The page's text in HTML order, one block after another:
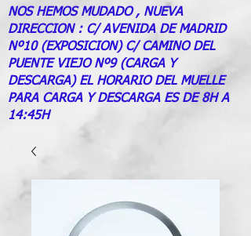
NOS HEMOS MUDADO , NUEVA
DIRECCION : C/ AVENIDA DE MADRID
Nº10 (EXPOSICION) C/ CAMINO DEL
PUENTE VIEJO Nº9 (CARGA Y
DESCARGA) EL HORARIO DEL MUELLE
PARA CARGA Y DESCARGA ES DE 8H A
14:45H